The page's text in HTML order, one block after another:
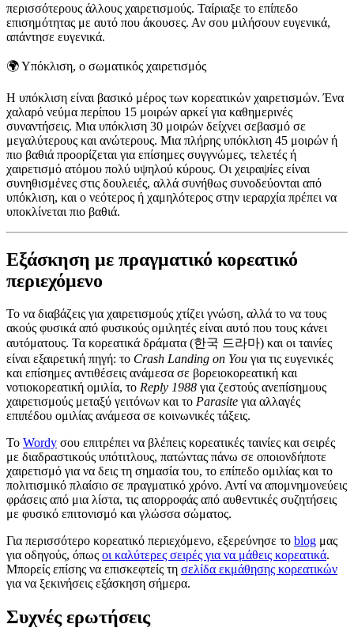
περισσότερους άλλους χαιρετισμούς. Ταίριαξε το επίπεδο
επισημότητας με αυτό που άκουσες. Αν σου μιλήσουν ευγενικά,
απάντησε ευγενικά.
🌍Υπόκλιση, ο σωματικός χαιρετισμός
Η υπόκλιση είναι βασικό μέρος των κορεατικών χαιρετισμών. Ένα
χαλαρό νεύμα περίπου 15 μοιρών αρκεί για καθημερινές
συναντήσεις. Μια υπόκλιση 30 μοιρών δείχνει σεβασμό σε
μεγαλύτερους και ανώτερους. Μια πλήρης υπόκλιση 45 μοιρών ή
πιο βαθιά προορίζεται για επίσημες συγγνώμες, τελετές ή
χαιρετισμό ατόμου πολύ υψηλού κύρους. Οι χειραψίες είναι
συνηθισμένες στις δουλειές, αλλά συνήθως συνοδεύονται από
υπόκλιση, και ο νεότερος ή χαμηλότερος στην ιεραρχία πρέπει να
υποκλίνεται πιο βαθιά.
Εξάσκηση με πραγματικό κορεατικό
περιεχόμενο
Το να διαβάζεις για χαιρετισμούς χτίζει γνώση, αλλά το να τους
ακούς φυσικά από φυσικούς ομιλητές είναι αυτό που τους κάνει
αυτόματους. Τα κορεατικά δράματα (한국 드라마) και οι ταινίες
είναι εξαιρετική πηγή: το Crash Landing on You για τις ευγενικές
και επίσημες αντιθέσεις ανάμεσα σε βορειοκορεατική και
νοτιοκορεατική ομιλία, το Reply 1988 για ζεστούς ανεπίσημους
χαιρετισμούς μεταξύ γειτόνων και το Parasite για αλλαγές
επιπέδου ομιλίας ανάμεσα σε κοινωνικές τάξεις.
Το Wordy σου επιτρέπει να βλέπεις κορεατικές ταινίες και σειρές
με διαδραστικούς υπότιτλους, πατώντας πάνω σε οποιονδήποτε
χαιρετισμό για να δεις τη σημασία του, το επίπεδο ομιλίας και το
πολιτισμικό πλαίσιο σε πραγματικό χρόνο. Αντί να απομνημονεύεις
φράσεις από μια λίστα, τις απορροφάς από αυθεντικές συζητήσεις
με φυσικό επιτονισμό και γλώσσα σώματος.
Για περισσότερο κορεατικό περιεχόμενο, εξερεύνησε το blog μας
για οδηγούς, όπως οι καλύτερες σειρές για να μάθεις κορεατικά.
Μπορείς επίσης να επισκεφτείς τη σελίδα εκμάθησης κορεατικών
για να ξεκινήσεις εξάσκηση σήμερα.
Συχνές ερωτήσεις